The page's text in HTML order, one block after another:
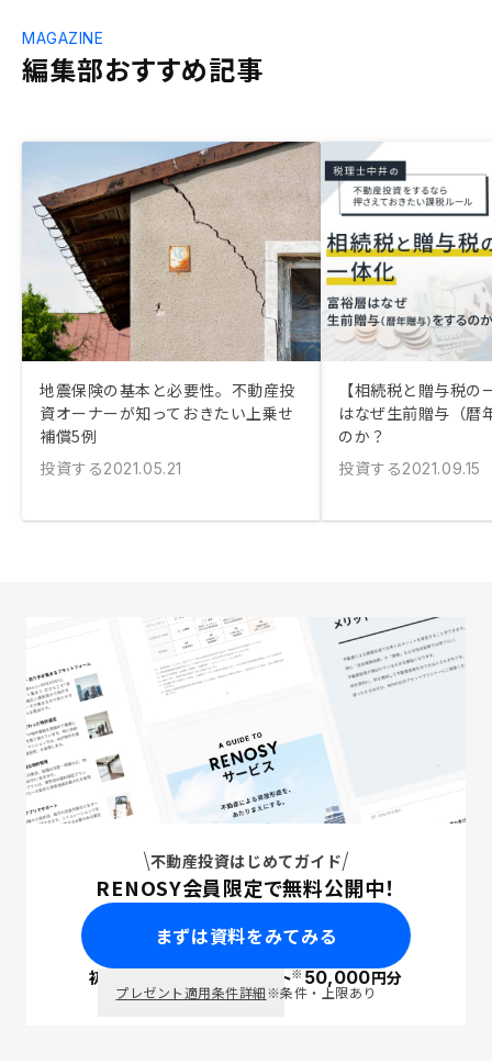
編集部おすすめ記事
MAGAZINE
地震保険の基本と必要性。不動産投
資オーナーが知っておきたい上乗せ
補償5例
投資する2021.05.21
【相続税と贈与税
はなぜ生前贈与（暦
のか？
投資する2021.09.15
不動産投資はじめてガイド
RENOSY会員限定で無料公開中！
まずは資料をみてみる
初回面談で ポイント※50,000円分
プレゼント適用条件詳細※条件・上限あり